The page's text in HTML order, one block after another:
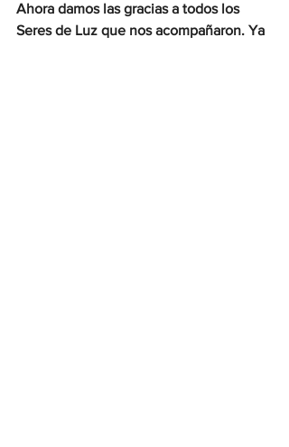
Ahora damos las gracias a todos los
Seres de Luz que nos acompañaron. Ya